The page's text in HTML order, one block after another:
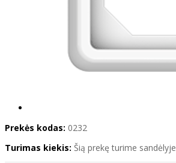
Prekės kodas: 0232
Turimas kiekis: Šią prekę turime sandėlyje